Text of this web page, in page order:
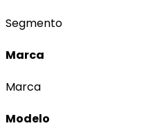
Segmento
Marca
Marca
Modelo